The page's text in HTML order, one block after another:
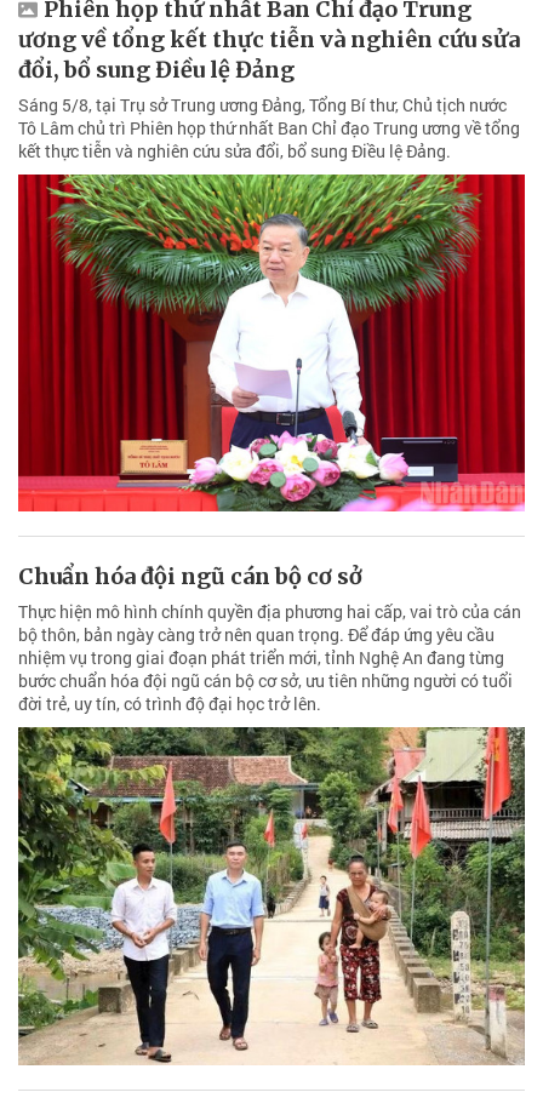
Phiên họp thứ nhất Ban Chỉ đạo Trung
ương về tổng kết thực tiễn và nghiên cứu sửa
đổi, bổ sung Điều lệ Đảng
Sáng 5/8, tại Trụ sở Trung ương Đảng, Tổng Bí thư, Chủ tịch nước
Tô Lâm chủ trì Phiên họp thứ nhất Ban Chỉ đạo Trung ương về tổng
kết thực tiễn và nghiên cứu sửa đổi, bổ sung Điều lệ Đảng.
Chuẩn hóa đội ngũ cán bộ cơ sở
Thực hiện mô hình chính quyền địa phương hai cấp, vai trò của cán
bộ thôn, bản ngày càng trở nên quan trọng. Để đáp ứng yêu cầu
nhiệm vụ trong giai đoạn phát triển mới, tỉnh Nghệ An đang từng
bước chuẩn hóa đội ngũ cán bộ cơ sở, ưu tiên những người có tuổi
đời trẻ, uy tín, có trình độ đại học trở lên.